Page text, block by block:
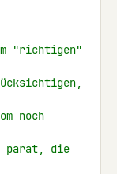
"richtigen"
noch
parat, die